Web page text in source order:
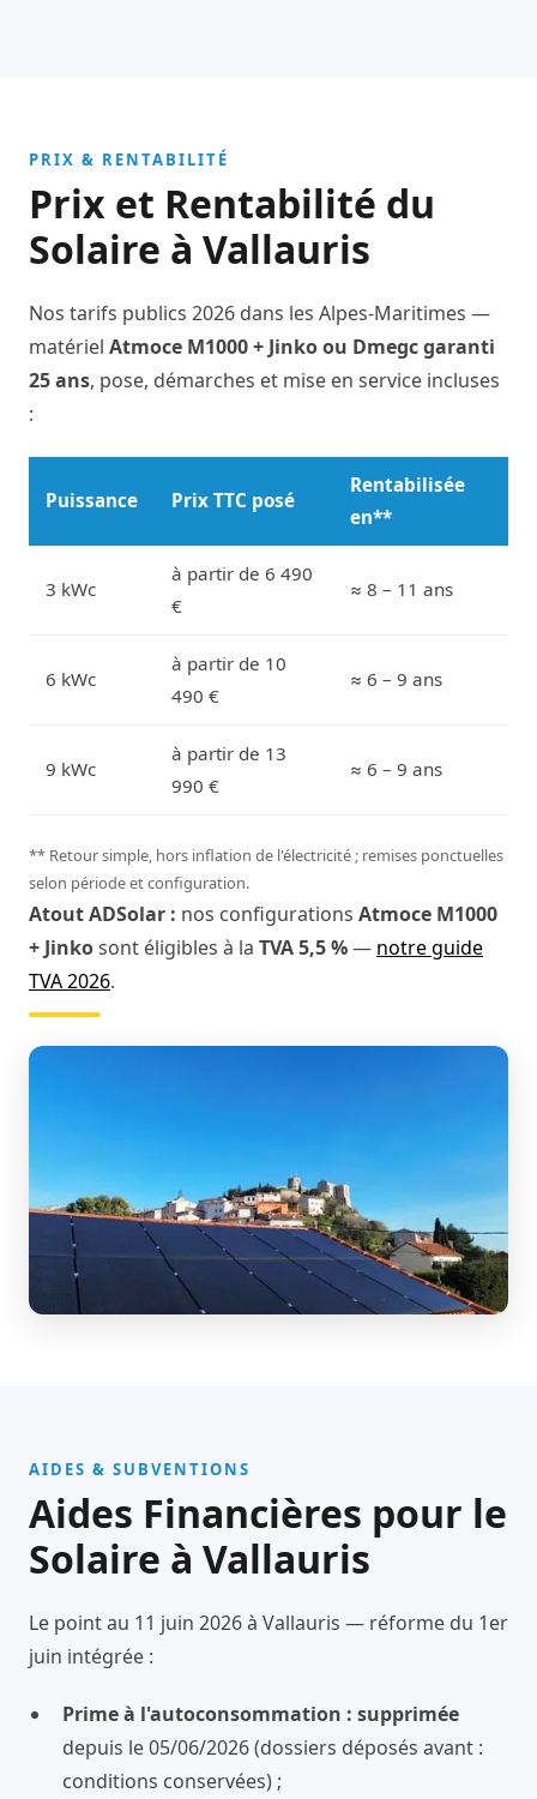
PRIX & RENTABILITÉ
Prix et Rentabilité du
Solaire à Vallauris
Nos tarifs publics 2026 dans les Alpes-Maritimes —
matériel Atmoce M1000 + Jinko ou Dmegc garanti
25 ans, pose, démarches et mise en service incluses
:
Puissance Prix TTC posé
Rentabilisée
en**
3 kWc
à partir de 6 490
€
≈ 8 – 11 ans
6 kWc
à partir de 10
490 €
≈ 6 – 9 ans
9 kWc
à partir de 13
990 €
≈ 6 – 9 ans
** Retour simple, hors inflation de l'électricité ; remises ponctuelles
selon période et configuration.
Atout ADSolar : nos configurations Atmoce M1000
+ Jinkosont éligibles à la TVA 5,5 %— notre guide
TVA 2026.
AIDES & SUBVENTIONS
Aides Financières pour le
Solaire à Vallauris
Le point au 11 juin 2026 à Vallauris — réforme du 1er
juin intégrée :
Prime à l'autoconsommation : supprimée
depuis le 05/06/2026 (dossiers déposés avant :
conditions conservées) ;